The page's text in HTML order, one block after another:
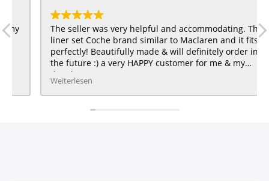
The seller was very helpful and accommodating. The
liner set Coche brand similar to Maclaren and it fits
perfectly! Beautifully made & will definitely order in
the future :) a very HAPPY customer for me & my
daughter :)
Weiterlesen